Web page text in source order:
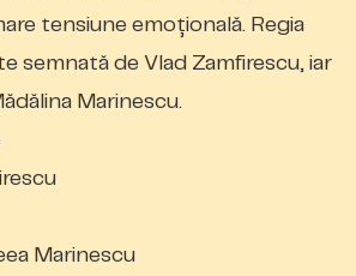
tensiune emoţională. Regia
semnată de Vlad Zamfirescu, iar
Marinescu.
Marinescu